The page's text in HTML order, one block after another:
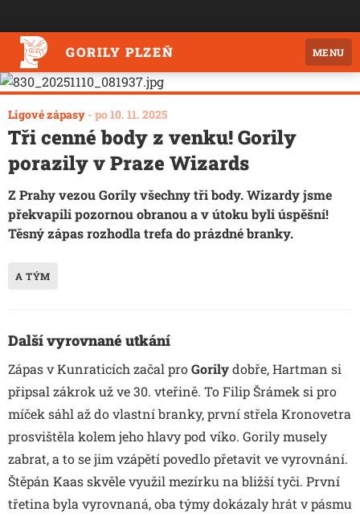
GORILY PLZEŇ MENU
Ligové zápasy - po 10. 11. 2025
Tři cenné body z venku! Gorily
porazily v Praze Wizards
Z Prahy vezou Gorily všechny tři body. Wizardy jsme
překvapili pozornou obranou a v útoku byli úspěšní!
Těsný zápas rozhodla trefa do prázdné branky.
A TÝM
Další vyrovnané utkání
Zápas v Kunraticích začal proGorilydobře, Hartman si
připsal zákrok už ve 30. vteřině. To Filip Šrámek si pro
míček sáhl až do vlastní branky, první střela Kronovetra
prosvištěla kolem jeho hlavy pod víko. Gorily musely
zabrat, a to se jim vzápětí povedlo přetavit ve vyrovnání.
Štěpán Kaas skvěle využil mezírku na bližší tyči. První
třetina byla vyrovnaná, oba týmy dokázaly hrát v pásmu